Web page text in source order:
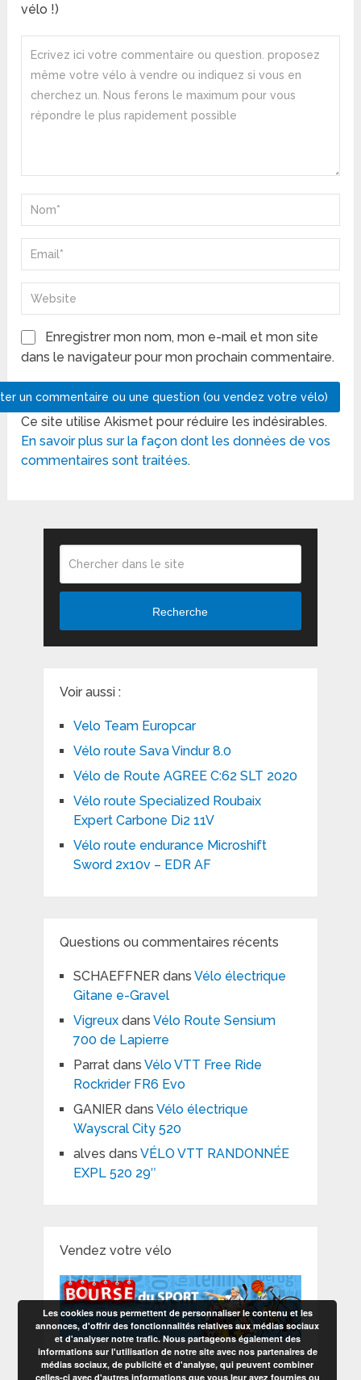
vélo !)
Enregistrer mon nom, mon e-mail et mon site
dans le navigateur pour mon prochain commentaire.
Ce site utilise Akismet pour réduire les indésirables.
En savoir plus sur la façon dont les données de vos
commentaires sont traitées.
Recherche
Voir aussi :
Velo Team Europcar
Vélo route Sava Vindur 8.0
Vélo de Route AGREE C:62 SLT 2020
Vélo route Specialized Roubaix
Expert Carbone Di2 11V
Vélo route endurance Microshift
Sword 2x10v – EDR AF
Questions ou commentaires récents
SCHAEFFNERdans Vélo électrique
Gitane e-Gravel
Vigreuxdans Vélo Route Sensium
700 de Lapierre
Parratdans Vélo VTT Free Ride
Rockrider FR6 Evo
GANIERdans Vélo électrique
Wayscral City 520
alves dans VÉLO VTT RANDONNÉE
EXPL 520 29″
Vendez votre vélo
Les cookies nous permettent de personnaliser le contenu et les
annonces, d'offrir des fonctionnalités relatives aux médias sociaux
et d'analyser notre trafic. Nous partageons également des
informations sur l'utilisation de notre site avec nos partenaires de
médias sociaux, de publicité et d'analyse, qui peuvent combiner
celles-ci avec d'autres informations que vous leur avez fournies ou